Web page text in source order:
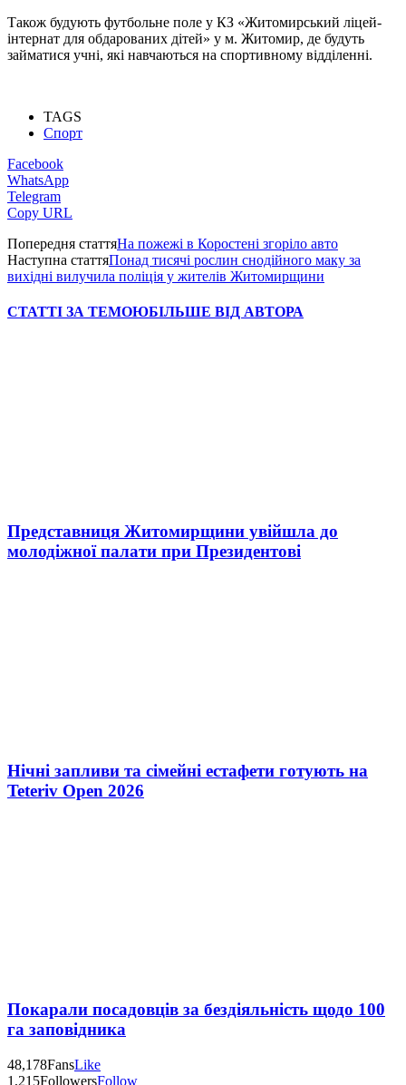
Також будують футбольне поле у КЗ «Житомирський ліцей-
інтернат для обдарованих дітей» у м. Житомир, де будуть
займатися учні, які навчаються на спортивному відділенні.
TAGS
Спорт
Facebook
WhatsApp
Telegram
Copy URL
Попередня статтяНа пожежі в Коростені згоріло авто
Наступна статтяПонад тисячі рослин снодійного маку за
вихідні вилучила поліція у жителів Житомирщини
СТАТТІ ЗА ТЕМОЮБІЛЬШЕ ВІД АВТОРА
Представниця Житомирщини увійшла до
молодіжної палати при Президентові
Нічні запливи та сімейні естафети готують на
Teteriv Open 2026
Покарали посадовців за бездіяльність щодо 100
га заповідника
48,178FansLike
1,215FollowersFollow